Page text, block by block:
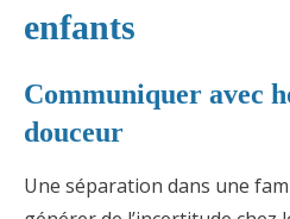
enfants
Communiquer avec
douceur
Une séparation dans une